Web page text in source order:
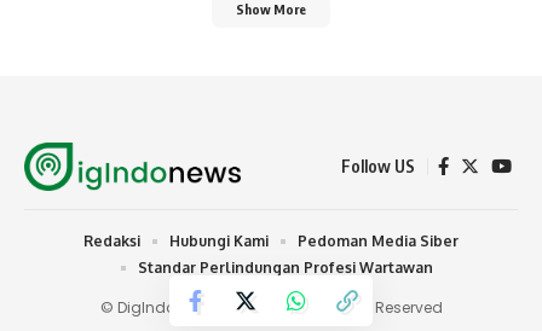
Show More
Follow US
© DigIndonews.com 2024 | All Rights Reserved
Redaksi Hubungi Kami
Pedoman Media Siber
Standar Perlindungan Profesi Wartawan